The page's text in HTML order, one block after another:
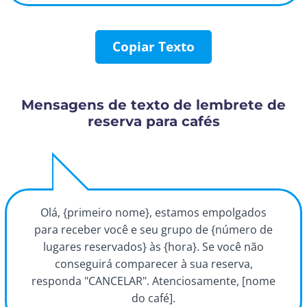
Copiar Texto
Mensagens de texto de lembrete de
reserva para cafés
Olá, {primeiro nome}, estamos empolgados
para receber você e seu grupo de {número de
lugares reservados} às {hora}. Se você não
conseguirá comparecer à sua reserva,
responda "CANCELAR". Atenciosamente, [nome
do café].